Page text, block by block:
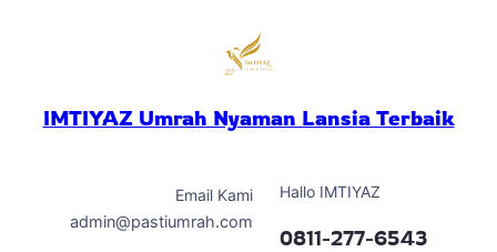
IMTIYAZ Umrah Nyaman Lansia Terbaik
Email Kami
admin@pastiumrah.com
Hallo IMTIYAZ
0811-277-6543